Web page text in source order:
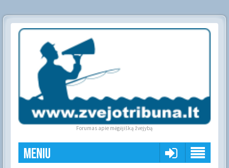
Forumas apie mėgėjišką žvejybą
Meniu